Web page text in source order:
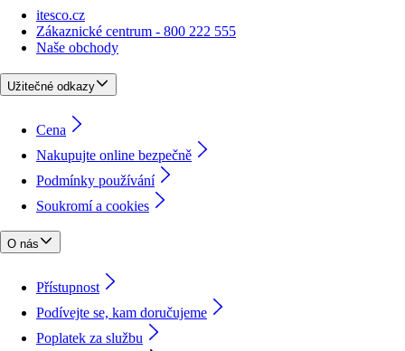
itesco.cz
Zákaznické centrum - 800 222 555
Naše obchody
Užitečné odkazy
Cena
Nakupujte online bezpečně
Podmínky používání
Soukromí a cookies
O nás
Přístupnost
Podívejte se, kam doručujeme
Poplatek za službu